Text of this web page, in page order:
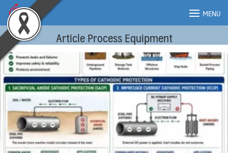
Skip
content
MENU
MENU
Article Process Equipment